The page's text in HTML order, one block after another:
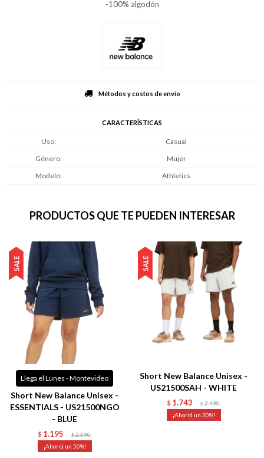
-100% algodón
Métodos y costos de envío
CARACTERÍSTICAS
Uso
Casual
Género
Mujer
Modelo
Athletics
PRODUCTOS QUE TE PUEDEN INTERESAR
Llega el Lunes - Montevideo
Short New Balance Unisex -
ESSENTIALS - US21500NGO
- BLUE
$ 1.195 $ 2.390
50
Short New Balance Unisex -
US21500SAH - WHITE
$ 1.743 $ 2.490
30